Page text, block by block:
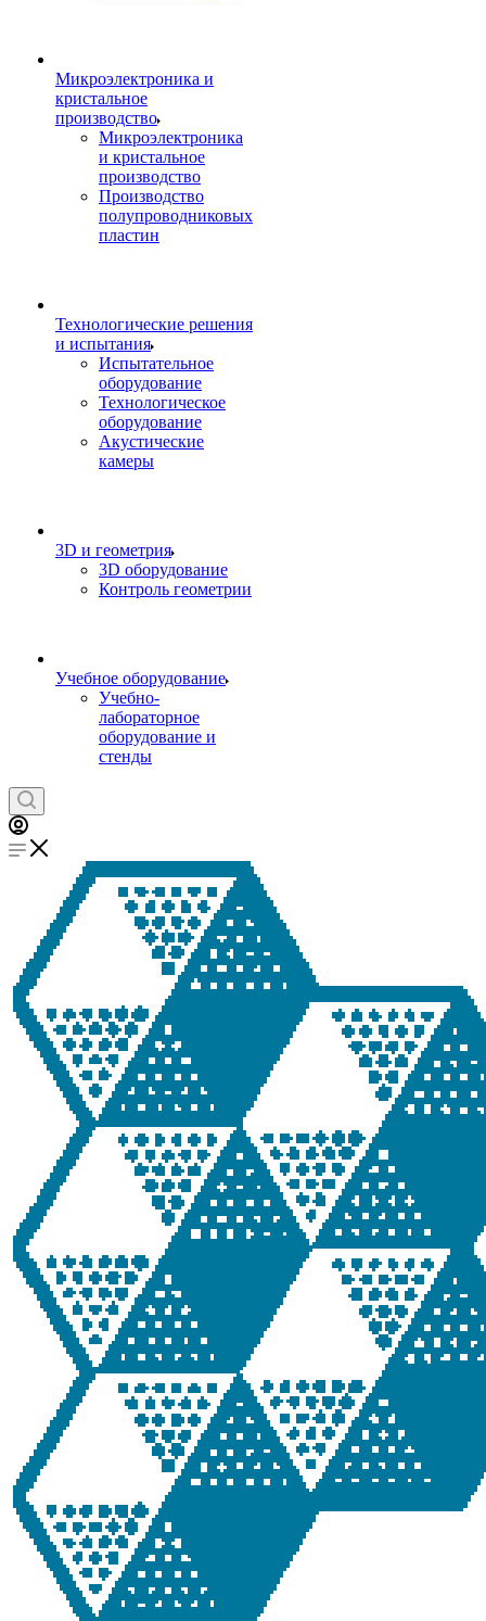
Микроэлектроника и
кристальное
производство
Микроэлектроника
и кристальное
производство
Производство
полупроводниковых
пластин
Технологические решения
и испытания
Испытательное
оборудование
Технологическое
оборудование
Акустические
камеры
3D и геометрия
3D оборудование
Контроль геометрии
Учебное оборудование
Учебно-
лабораторное
оборудование и
стенды